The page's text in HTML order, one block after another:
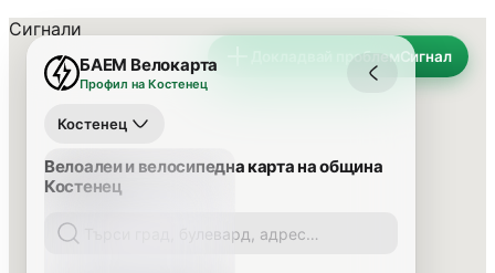
Докладвай проблемСигнал
БАЕМ Велокарта
Профил на Костенец
Костенец
Велоалеи и велосипедна карта на община
Костенец
Сигнали